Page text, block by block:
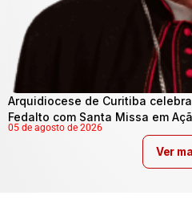
Arquidiocese de Curitiba
Fedalto com Santa Missa em
05 de agosto de 2026
Ver